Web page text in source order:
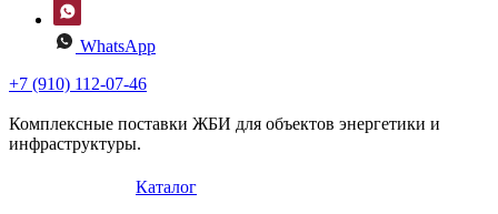
WhatsApp
+7 (910) 112-07-46
Комплексные поставки ЖБИ для объектов энергетики и
инфраструктуры.
Каталог